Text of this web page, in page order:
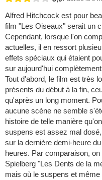
Alfred Hitchcock est pour
film "Les Oiseaux" serait un
Cependant, lorsque l'on
actuelles, il en ressort
effets spéciaux qui étaient
sur aujourd'hui
Tout d'abord, le film est très
présents du début à la fin,
qu'après un long moment.
aucune scène ne semble
histoire de telle manière
suspens est assez mal
sur la dernière demi-heure
heures. Par comparaison,
Spielberg "Les Dents de la
mais où le suspens et